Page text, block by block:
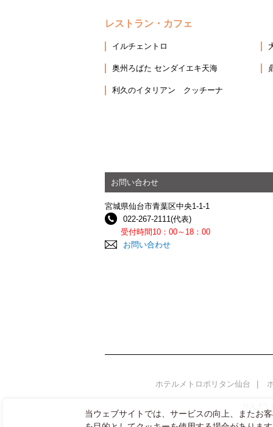
レストラン・カフェ
イルチェントロ
奥州ろばた センダイエキ天海
利久のイタリアン クッチーナ
お問い合わせ
宮城県仙台市青葉区中央1-1-1
022-267-2111(代表)
受付時間10：00～18：00
お問い合わせ
ホテルメトロポリタン仙台
当ウェブサイトでは、サービスの向上、またお